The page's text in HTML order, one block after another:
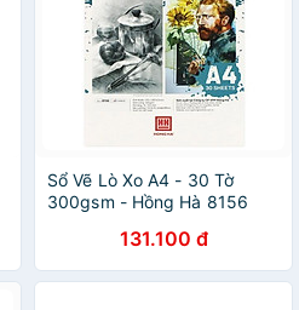
Sổ Vẽ Lò Xo A4 - 30 Tờ
300gsm - Hồng Hà 8156
131.100 đ